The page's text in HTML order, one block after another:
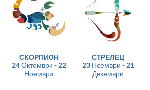
СКОРПИОН
24 Октомври - 22
Ноември
СТРЕЛЕЦ
23 Ноември - 21
Декември